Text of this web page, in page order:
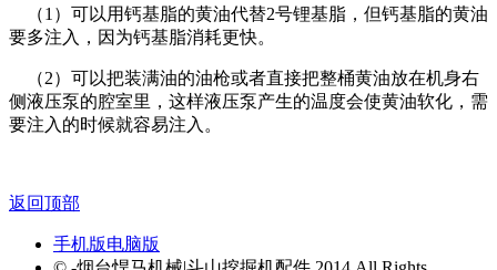
（1）可以用钙基脂的黄油代替2号锂基脂，但钙基脂的黄油
要多注入，因为钙基脂消耗更快。
（2）可以把装满油的油枪或者直接把整桶黄油放在机身右
侧液压泵的腔室里，这样液压泵产生的温度会使黄油软化，需
要注入的时候就容易注入。
返回顶部
手机版电脑版